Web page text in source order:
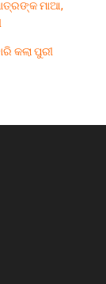
ମାଆ,
କଲା ପୁରୀ